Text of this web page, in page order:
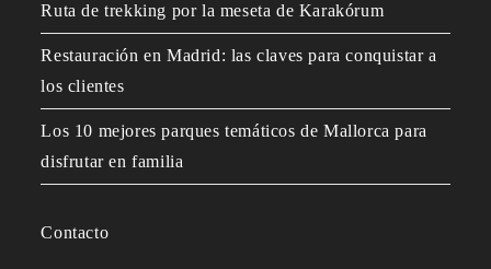
Ruta de trekking por la meseta de Karakórum
Restauración en Madrid: las claves para conquistar a
los clientes
Los 10 mejores parques temáticos de Mallorca para
disfrutar en familia
Contacto